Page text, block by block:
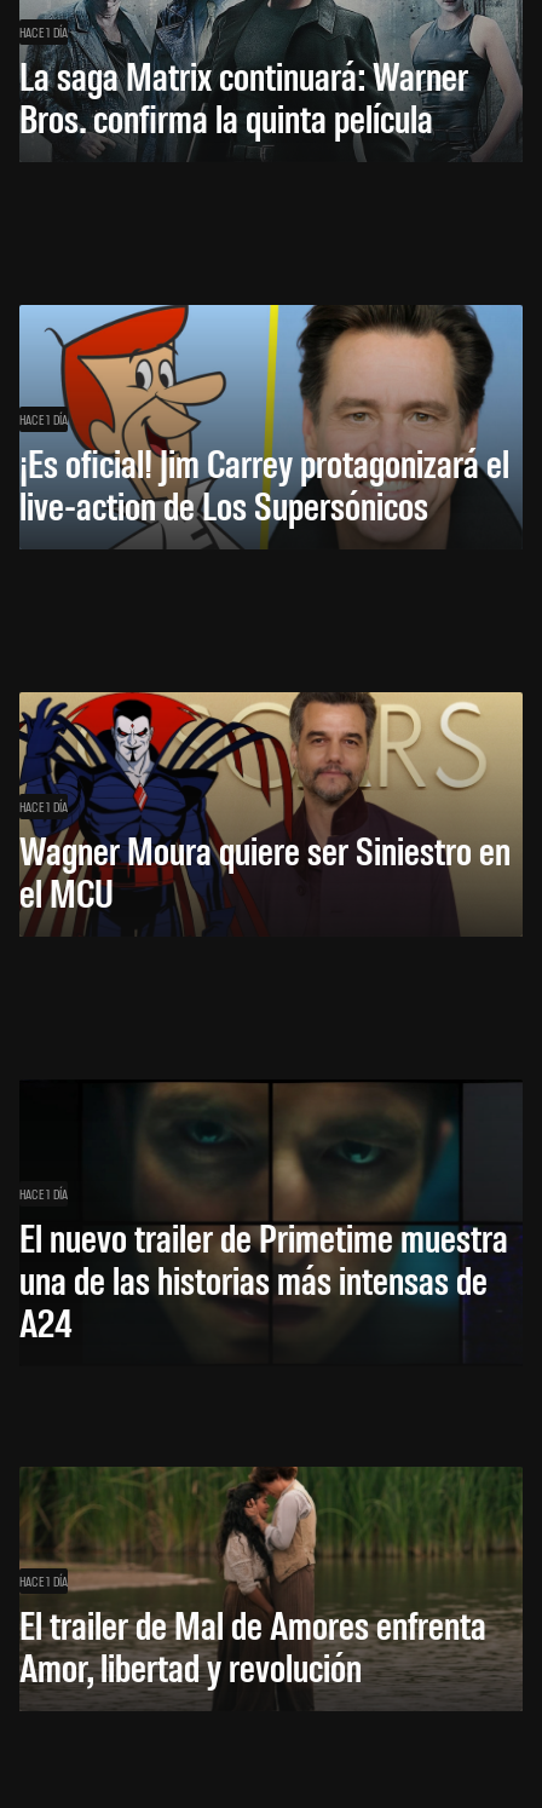
HACE 1 DÍA
La saga Matrix continuará: Warner
Bros. confirma la quinta película
HACE 1 DÍA
¡Es oficial! Jim Carrey protagonizará el
live-action de Los Supersónicos
HACE 1 DÍA
Wagner Moura quiere ser Siniestro en
el MCU
HACE 1 DÍA
El nuevo trailer de Primetime muestra
una de las historias más intensas de
A24
HACE 1 DÍA
El trailer de Mal de Amores enfrenta
Amor, libertad y revolución